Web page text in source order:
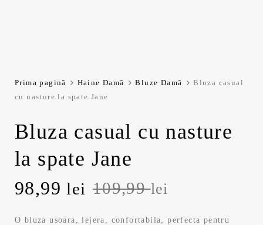
Prima pagină Haine Damă Bluze Damă
Bluza casual
cu nasture la spate Jane
Bluza casual cu nasture
la spate Jane
109,99lei
Prețul
inițial
98,99lei
Prețul
curent
O bluza usoara, lejera, confortabila, perfecta pentru